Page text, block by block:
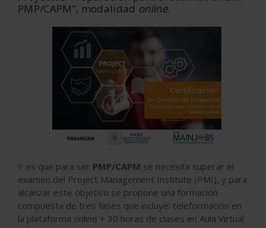
PMP/CAPM”, modalidad online.
Y es que para ser PMP/CAPM se necesita superar el
examen del Project Management Institute (PMI), y para
alcanzar este objetivo se propone una formación
compuesta de tres fases que incluye: teleformación en
la plataforma online + 30 horas de clases en Aula Virtual